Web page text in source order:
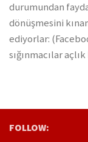
durumundan
dönüşmesini
ediyorlar:
sığınmacılar
FOLLOW: